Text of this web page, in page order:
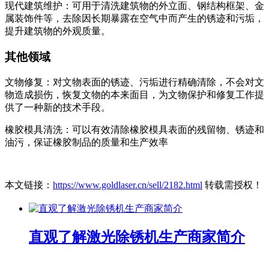
现代建筑维护：可用于清洗建筑物的外立面、钢结构框架、金
属装饰件等，去除因长期暴露在空气中而产生的锈迹和污垢，
提升建筑物的外观质量。
其他领域
文物修复：对文物表面的锈迹、污垢进行精确清除，不会对文
物造成损伤，恢复文物的本来面目，为文物保护和修复工作提
供了一种新的技术手段。
橡胶模具清洗：可以有效清除橡胶模具表面的残留物、锈迹和
油污，保证橡胶制品的质量和生产效率
本文链接： https://www.goldlaser.cn/sell/2182.html 转载需授权！
直观了解激光除锈机生产商家简介